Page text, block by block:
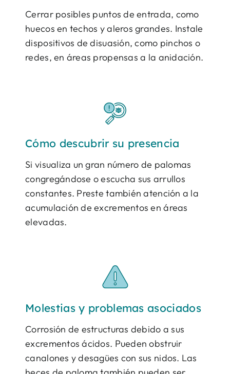
Cerrar posibles puntos de entrada, como
huecos en techos y aleros grandes. Instale
dispositivos de disuasión, como pinchos o
redes, en áreas propensas a la anidación.
Cómo descubrir su presencia
Si visualiza un gran número de palomas
congregándose o escucha sus arrullos
constantes. Preste también atención a la
acumulación de excrementos en áreas
elevadas.
Molestias y problemas asociados
Corrosión de estructuras debido a sus
excrementos ácidos. Pueden obstruir
canalones y desagües con sus nidos. Las